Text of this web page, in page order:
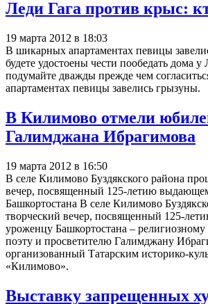
Леди Гага против крыс:
19 марта 2012 в 18:03
В шикарных апартаментах певицы
будете удостоены чести пообедать дома у
подумайте дважды прежде чем
апартаментах певицы завелись грызуны.
В Килимово отмели
Галимджана Ибрагимова
19 марта 2012 в 16:50
В селе Килимово Буздякского района
вечер, посвященный 125-летию
Башкортостана В селе Килимово
творческий вечер, посвященный 125-
уроженцу Башкортостана – религиозному
поэту и просветителю Галимджану
организованный Татарским историко-
«Килимово».
Выставку запрещенных